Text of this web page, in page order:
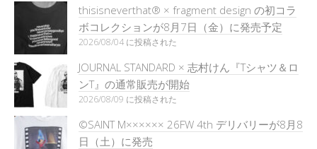
thisisneverthat® × fragment design の初コラ
ボコレクションが8月7日（金）に発売予定
2026/08/04 に投稿された
JOURNAL STANDARD × 志村けん『Tシャツ＆ロ
ンT』の通常販売が開始
2026/08/09 に投稿された
©SAINT M×××××× 26FW 4th デリバリーが8月8
日（土）に発売